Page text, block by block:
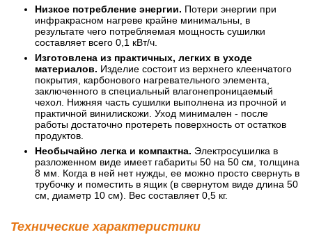
Низкое потребление энергии. Потери энергии при
инфракрасном нагреве крайне минимальны, в
результате чего потребляемая мощность сушилки
составляет всего 0,1 кВт/ч.
Изготовлена из практичных, легких в уходе
материалов. Изделие состоит из верхнего клеенчатого
покрытия, карбонового нагревательного элемента,
заключенного в специальный влагонепроницаемый
чехол. Нижняя часть сушилки выполнена из прочной и
практичной винилискожи. Уход минимален - после
работы достаточно протереть поверхность от остатков
продуктов.
Необычайно легка и компактна. Электросушилка в
разложенном виде имеет габариты 50 на 50 см, толщина
8 мм. Когда в ней нет нужды, ее можно просто свернуть в
трубочку и поместить в ящик (в свернутом виде длина 50
см, диаметр 10 см). Вес составляет 0,5 кг.
Технические характеристики